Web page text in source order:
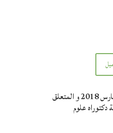
المنشور رقم 03 المؤرخ في 08 مارس 2018 و المتعلق
علوم